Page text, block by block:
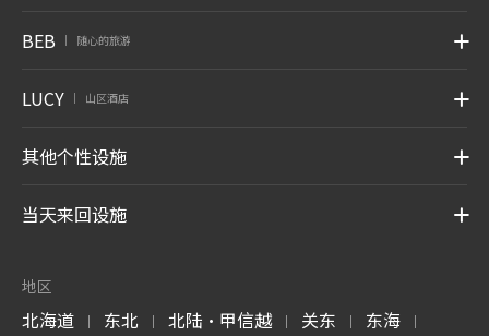
BEB 随心的旅游
LUCY 山区酒店
其他个性设施
当天来回设施
地区
北海道 | 东北 | 北陆・甲信越 | 关东 | 东海 |